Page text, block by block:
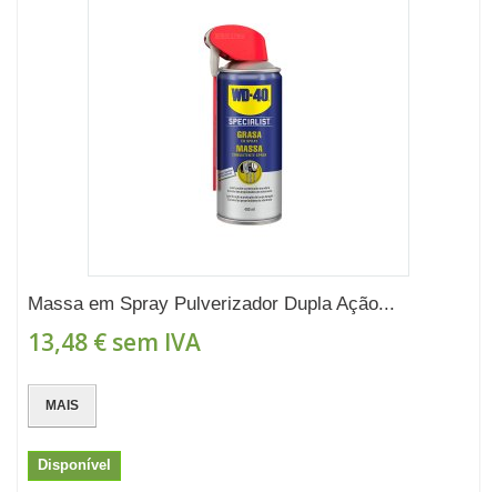
Massa em Spray Pulverizador Dupla Ação...
13,48 € sem IVA
MAIS
Disponível